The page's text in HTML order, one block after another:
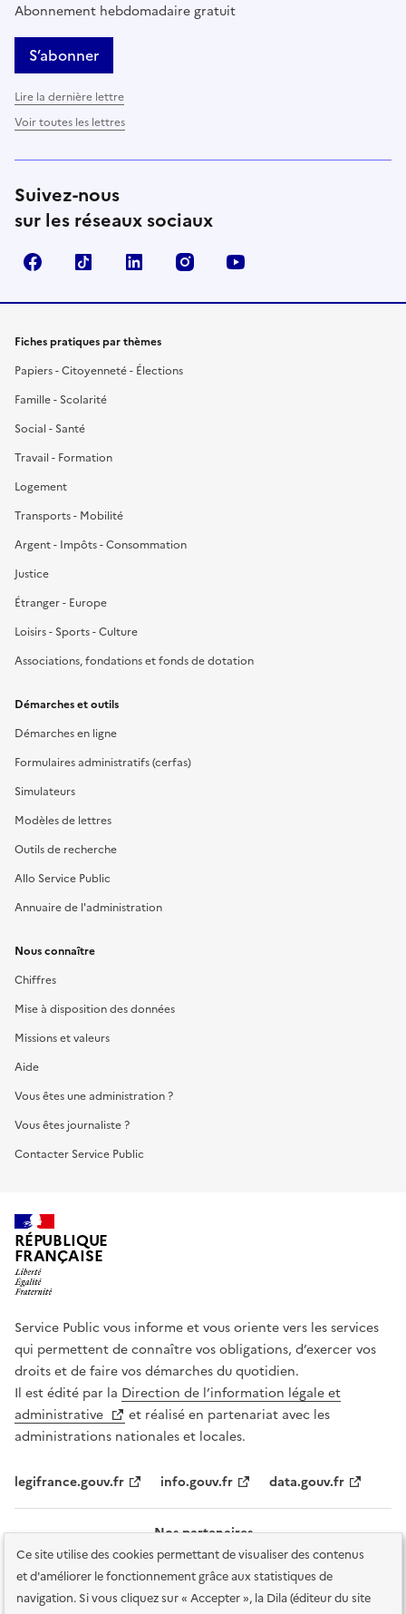
Ce site utilise des cookies permettant de visualiser des contenus
et d'améliorer le fonctionnement grâce aux statistiques de
navigation. Si vous cliquez sur « Accepter », la Dila (éditeur du site
Abonnement hebdomadaire gratuit
S’abonner
Lire la dernière lettre
Voir toutes les lettres
Suivez-nous
sur les réseaux sociaux
FacebookTikTok LinkedIn Instagram
Fiches pratiques par thèmes
Papiers - Citoyenneté - Élections
Famille - Scolarité
Social - Santé
Travail - Formation
Logement
Transports - Mobilité
Argent - Impôts - Consommation
Justice
Étranger - Europe
Loisirs - Sports - Culture
Associations, fondations et fonds de dotation
Démarches et outils
Démarches en ligne
Formulaires administratifs (cerfas)
Simulateurs
Modèles de lettres
Outils de recherche
Allo Service Public
Annuaire de l'administration
Nous connaître
Chiffres
Mise à disposition des données
Missions et valeurs
Aide
Vous êtes une administration ?
Vous êtes journaliste ?
Contacter Service Public
RÉPUBLIQUE
FRANÇAISE
Service Public vous informe et vous oriente vers les services
qui permettent de connaître vos obligations, d’exercer vos
droits et de faire vos démarches du quotidien.
Il est édité par la Direction de l’information légale et
administrative
et réalisé en partenariat avec les
administrations nationales et locales.
legifrance.gouv.fr info.gouv.fr data.gouv.fr
Nos partenaires